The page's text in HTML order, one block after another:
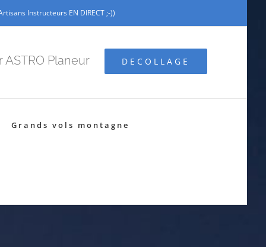
Instructeurs EN DIRECT ;-))
ASTRO Planeur DECOLLAGE
Grands vols montagne